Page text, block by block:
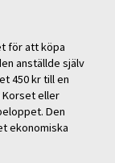
för att köpa
anställde själv
450 kr till en
Korset eller
Den
ekonomiska